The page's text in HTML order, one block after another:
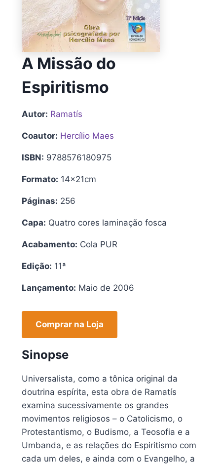
A Missão do
Espiritismo
Autor: Ramatís
Coautor: Hercílio Maes
ISBN: 9788576180975
Formato: 14x21cm
Páginas: 256
Capa: Quatro cores laminação fosca
Acabamento: Cola PUR
Edição: 11ª
Lançamento: Maio de 2006
Comprar na Loja
Sinopse
Universalista, como a tônica original da
doutrina espírita, esta obra de Ramatís
examina sucessivamente os grandes
movimentos religiosos – o Catolicismo, o
Protestantismo, o Budismo, a Teosofia e a
Umbanda, e as relações do Espiritismo com
cada um deles, e ainda com o Evangelho, a